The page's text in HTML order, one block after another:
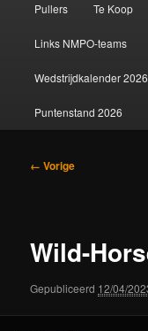
Pullers Te Koop
Links NMPO-teams
Wedstrijdkalender 2026
Puntenstand 2026
Afbeeldingsnavigatie
← Vorige
Wild-
Gepubliceerd 12/04/